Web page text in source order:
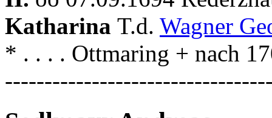
Katharina T.d. Wagner
* . . . . Ottmaring + nach